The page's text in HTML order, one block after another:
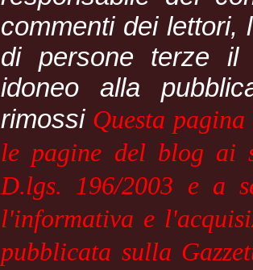
commenti dei lettori,
di persone terze il
idoneo alla
rimossi Questa
le pagine del blog ai
D.lgs. 196/2003 e a
l'informativa e
pubblicata sulla